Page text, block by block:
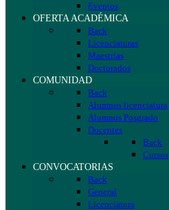
Eventos
OFERTA ACADÉMICA
Back
Licenciaturas
Maestrías
Doctorados
COMUNIDAD
Back
Alumnos licenciatura
Alumnos Posgrado
Docentes
Back
Cursos
CONVOCATORIAS
Back
General
Licenciatura